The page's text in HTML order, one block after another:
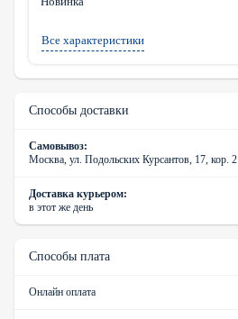
Все характеристики
Способы доставки
Самовывоз:
Москва, ул. Подольских Курсантов, 17, кор. 2
Доставка курьером:
в этот же день
Способы плата
Онлайн оплата